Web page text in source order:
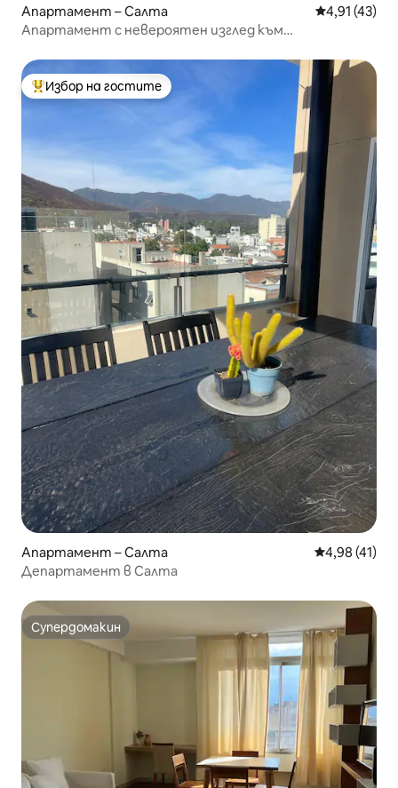
Апартамент – Салта Средна
4,91 (43)
Апартамент с невероятен изглед към
Най-популярен избор на гостите
Избор на гостите
Апартамент – Салта Средна
4,98 (41)
Департамент в Салта
Супердомакин
Супердомакин